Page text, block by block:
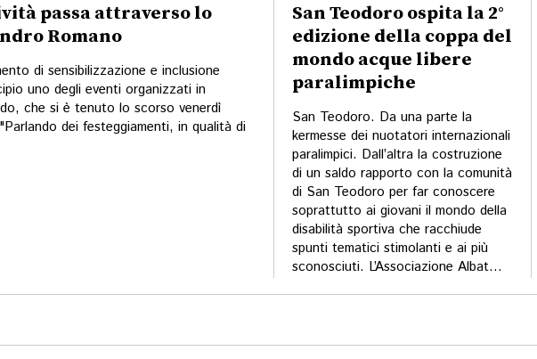
passa attraverso lo
Romano
di sensibilizzazione e inclusione
uno degli eventi organizzati in
che si è tenuto lo scorso venerdì
dei festeggiamenti, in qualità di
San Teodoro ospita la 2°
edizione della coppa del
mondo acque libere
paralimpiche
San Teodoro. Da una parte la
kermesse dei nuotatori internazionali
paralimpici. Dall’altra la costruzione
di un saldo rapporto con la comunità
di San Teodoro per far conoscere
soprattutto ai giovani il mondo della
disabilità sportiva che racchiude
spunti tematici stimolanti e ai più
sconosciuti. L’Associazione Albat...